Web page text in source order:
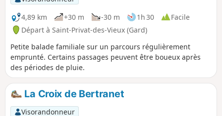
4,89 km
+30 m -30 m 1h 30
Facile
Départ à Saint-Privat-des-Vieux (Gard)
Petite balade familiale sur un parcours régulièrement
emprunté. Certains passages peuvent être boueux après
des périodes de pluie.
La Croix de Bertranet
Visorandonneur